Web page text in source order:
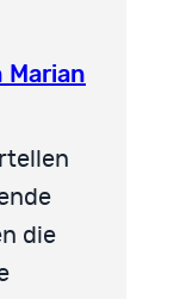
Marian
die